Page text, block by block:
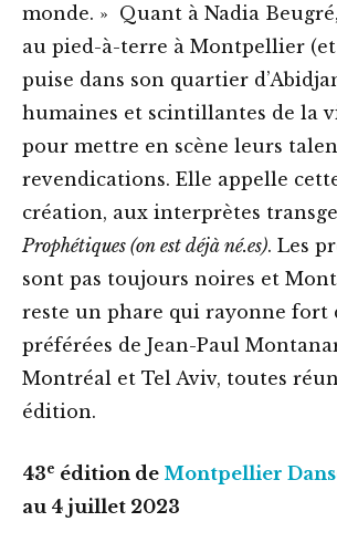
monde. » Quant à Nadia
au pied-à-terre à Montpellier
puise dans son quartier
humaines et scintillantes de la
pour mettre en scène leurs
revendications. Elle appelle
création, aux interprètes
Prophétiques (on est déjà né.es). Les
sont pas toujours noires et
reste un phare qui rayonne fort
préférées de Jean-Paul
Montréal et Tel Aviv, toutes
édition.
43e édition de Montpellier
au 4 juillet 2023